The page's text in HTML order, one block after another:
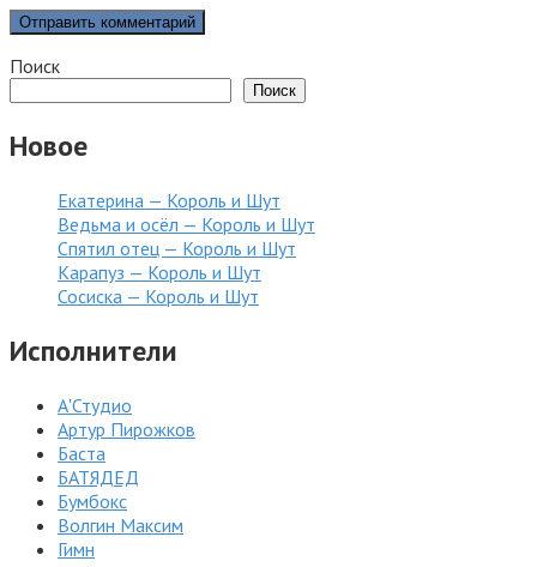
Поиск
Поиск
Новое
Екатерина — Король и Шут
Ведьма и осёл — Король и Шут
Спятил отец — Король и Шут
Карапуз — Король и Шут
Сосиска — Король и Шут
Исполнители
А'Студио
Артур Пирожков
Баста
БАТЯДЕД
Бумбокс
Волгин Максим
Гимн